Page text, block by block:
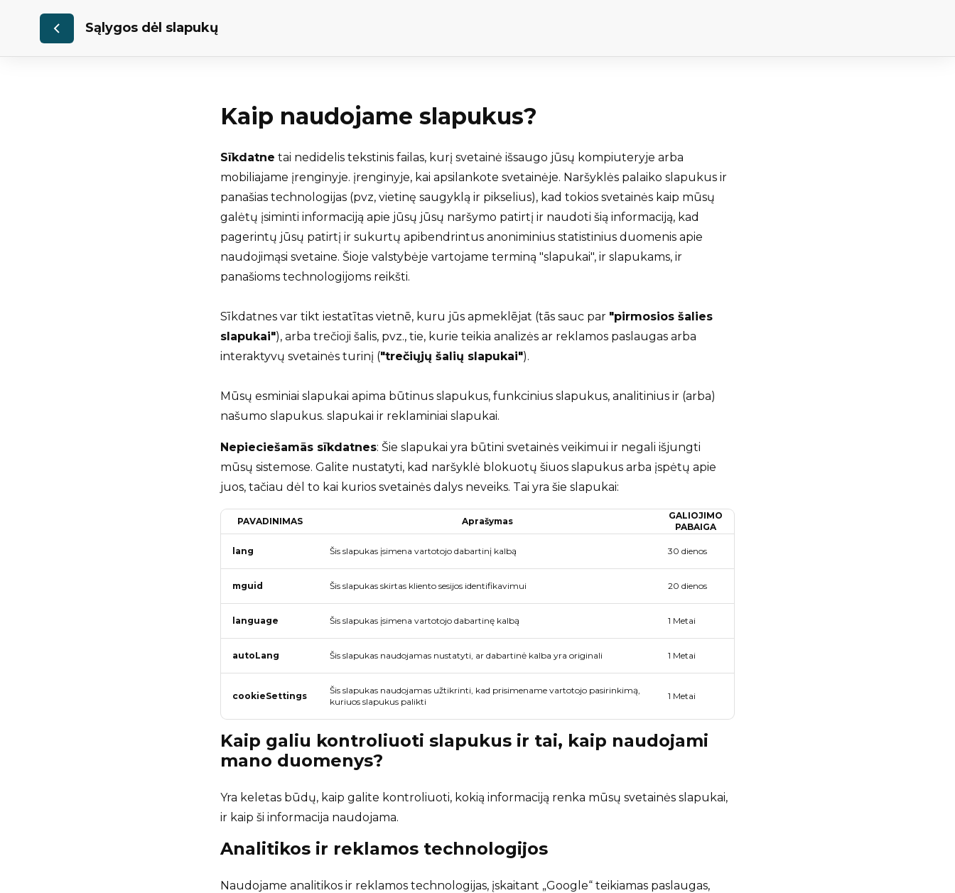
Sąlygos dėl slapukų
Kaip naudojame slapukus?
Sīkdatne tai nedidelis tekstinis failas, kurį svetainė išsaugo jūsų kompiuteryje arba
mobiliajame įrenginyje. įrenginyje, kai apsilankote svetainėje. Naršyklės palaiko slapukus ir
panašias technologijas (pvz, vietinę saugyklą ir pikselius), kad tokios svetainės kaip mūsų
galėtų įsiminti informaciją apie jūsų jūsų naršymo patirtį ir naudoti šią informaciją, kad
pagerintų jūsų patirtį ir sukurtų apibendrintus anoniminius statistinius duomenis apie
naudojimąsi svetaine. Šioje valstybėje vartojame terminą "slapukai", ir slapukams, ir
panašioms technologijoms reikšti.
Sīkdatnes var tikt iestatītas vietnē, kuru jūs apmeklējat (tās sauc par "pirmosios šalies
slapukai"), arba trečioji šalis, pvz., tie, kurie teikia analizės ar reklamos paslaugas arba
interaktyvų svetainės turinį ("trečiųjų šalių slapukai").
Mūsų esminiai slapukai apima būtinus slapukus, funkcinius slapukus, analitinius ir (arba)
našumo slapukus. slapukai ir reklaminiai slapukai.
Nepieciešamās sīkdatnes: Šie slapukai yra būtini svetainės veikimui ir negali išjungti
mūsų sistemose. Galite nustatyti, kad naršyklė blokuotų šiuos slapukus arba įspėtų apie
juos, tačiau dėl to kai kurios svetainės dalys neveiks. Tai yra šie slapukai:
PAVADINIMAS Aprašymas
GALIOJIMO
PABAIGA
lang Šis slapukas įsimena vartotojo dabartinį kalbą 30 dienos
mguid Šis slapukas skirtas kliento sesijos identifikavimui 20 dienos
language Šis slapukas įsimena vartotojo dabartinę kalbą 1 Metai
autoLang Šis slapukas naudojamas nustatyti, ar dabartinė kalba yra originali 1 Metai
cookieSettings
Šis slapukas naudojamas užtikrinti, kad prisimename vartotojo pasirinkimą,
kuriuos slapukus palikti
1 Metai
Kaip galiu kontroliuoti slapukus ir tai, kaip naudojami
mano duomenys?
Yra keletas būdų, kaip galite kontroliuoti, kokią informaciją renka mūsų svetainės slapukai,
ir kaip ši informacija naudojama.
Analitikos ir reklamos technologijos
Naudojame analitikos ir reklamos technologijas, įskaitant „Google“ teikiamas paslaugas,